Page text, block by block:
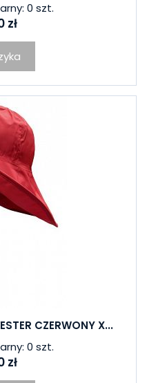
0 szt.
zł
CZERWONY X...
0 szt.
zł